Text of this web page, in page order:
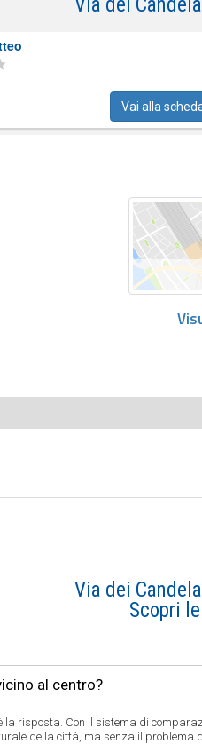
Vai alla
Via dei
Scopri
al centro?
risposta. Con il sistema di
della città, ma senza il problema